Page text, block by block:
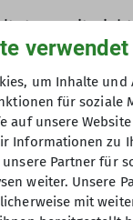
soweit
die
bzw. pro
auf die
um Inhalte und
für soziale
auf unsere
Informationen zu
Partner für
weiter. Unsere
mit